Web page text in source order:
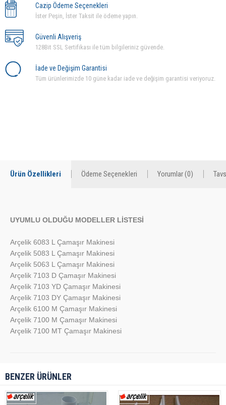
Cazip Ödeme Seçenekleri
İster Peşin, İster Taksit ile ödeme yapın.
Güvenli Alışveriş
128Bit SSL Sertifikası ile tüm bilgileriniz güvende.
İade ve Değişim Garantisi
Tüm ürünlerimizde 10 güne kadar iade ve değişim garantisi veriyoruz.
Ürün Özellikleri Ödeme Seçenekleri Yorumlar (0)
UYUMLU OLDUĞU MODELLER LİSTESİ
Arçelik 6083 L Çamaşır Makinesi
Arçelik 5083 L Çamaşır Makinesi
Arçelik 5063 L Çamaşır Makinesi
Arçelik 7103 D Çamaşır Makinesi
Arçelik 7103 YD Çamaşır Makinesi
Arçelik 7103 DY Çamaşır Makinesi
Arçelik 6100 M Çamaşır Makinesi
Arçelik 7100 M Çamaşır Makinesi
Arçelik 7100 MT Çamaşır Makinesi
BENZER ÜRÜNLER